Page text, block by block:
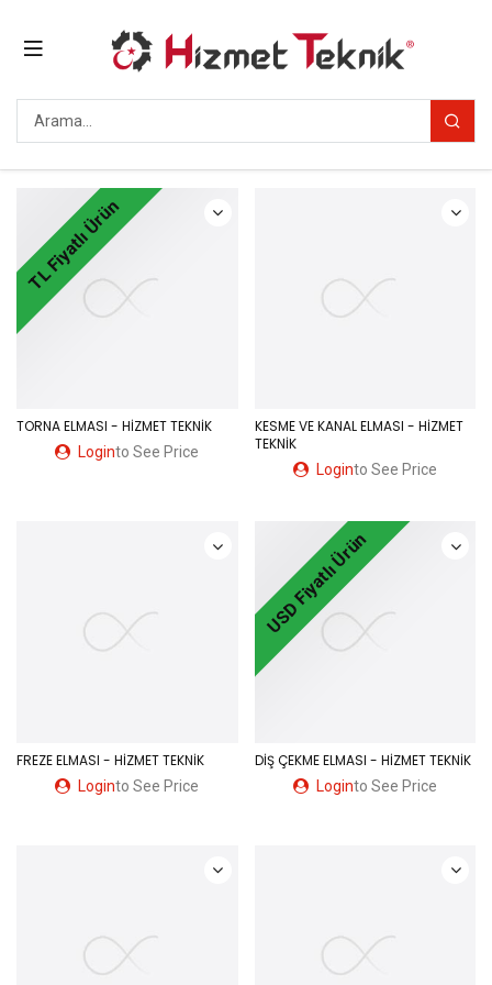
TL Fiyatlı Ürün
TORNA ELMASI - HİZMET TEKNİK
Loginto See Price
KESME VE KANAL ELMASI - HİZMET
TEKNİK
Loginto See Price
FREZE ELMASI - HİZMET TEKNİK
Loginto See Price
USD Fiyatlı Ürün
DİŞ ÇEKME ELMASI - HİZMET TEKNİK
Loginto See Price